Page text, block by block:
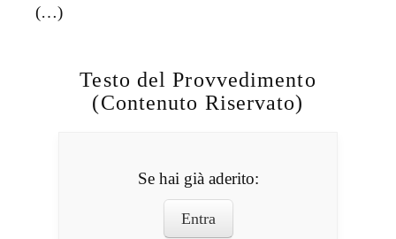
(…)
Testo del Provvedimento
(Contenuto Riservato)
Se hai già aderito:
Entra